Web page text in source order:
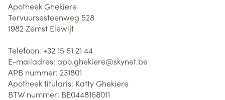
Apotheek Ghekiere
Tervuursesteenweg 528
1982 Zemst Elewijt
Telefoon: +32 15 61 21 44
E-mailadres: apo.ghekiere@skynet.be
APB nummer: 231801
Apotheek titularis: Katty Ghekiere
BTW nummer: BE0448168011